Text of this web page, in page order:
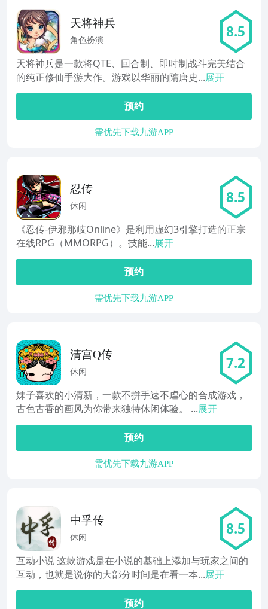
天将神兵
角色扮演 8.5
天将神兵是一款将QTE、回合制、即时制战斗完美结合
的纯正修仙手游大作。游戏以华丽的隋唐史...展开
预约
需优先下载九游APP
忍传
休闲 8.5
《忍传-伊邪那岐Online》是利用虚幻3引擎打造的正宗
在线RPG（MMORPG）。技能...展开
预约
需优先下载九游APP
清宫Q传
休闲 7.2
妹子喜欢的小清新，一款不拼手速不虐心的合成游戏，
古色古香的画风为你带来独特休闲体验。 ...展开
预约
需优先下载九游APP
中孚传
休闲 8.5
互动小说 这款游戏是在小说的基础上添加与玩家之间的
互动，也就是说你的大部分时间是在看一本...展开
预约